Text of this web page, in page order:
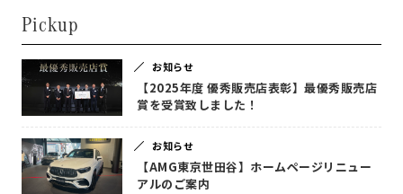
Pickup
お知らせ
【2025年度 優秀販売店表彰】最優秀販売店
賞を受賞致しました！
お知らせ
【AMG東京世田谷】ホームページリニュー
アルのご案内